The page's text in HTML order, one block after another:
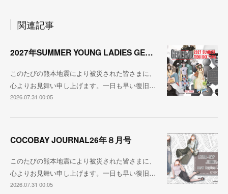
関連記事
2027年SUMMER YOUNG LADIES GENERAL TREND
このたびの熊本地震により被災された皆さまに、
心よりお見舞い申し上げます。一日も早い復旧…
2026.07.31 00:05
COCOBAY JOURNAL26年８月号
このたびの熊本地震により被災された皆さまに、
心よりお見舞い申し上げます。一日も早い復旧…
2026.07.31 00:05